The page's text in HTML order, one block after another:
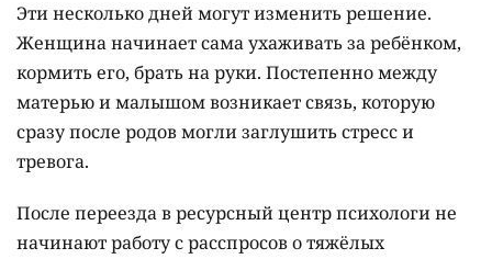
Эти несколько дней могут изменить решение.
Женщина начинает сама ухаживать за ребёнком,
кормить его, брать на руки. Постепенно между
матерью и малышом возникает связь, которую
сразу после родов могли заглушить стресс и
тревога.
После переезда в ресурсный центр психологи не
начинают работу с расспросов о тяжёлых